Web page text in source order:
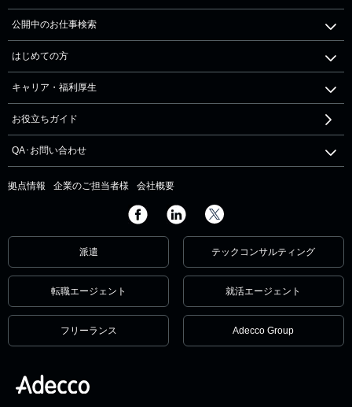
公開中のお仕事検索
はじめての方
キャリア・福利厚生
お役立ちガイド
QA･お問い合わせ
拠点情報 企業のご担当者様 会社概要
派遣 テックコンサルティング
転職エージェント 就活エージェント
フリーランス Adecco Group